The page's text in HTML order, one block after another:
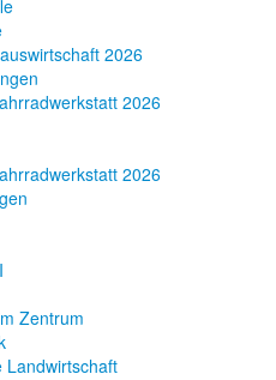
2026
2026
2026
Zentrum
Landwirtschaft